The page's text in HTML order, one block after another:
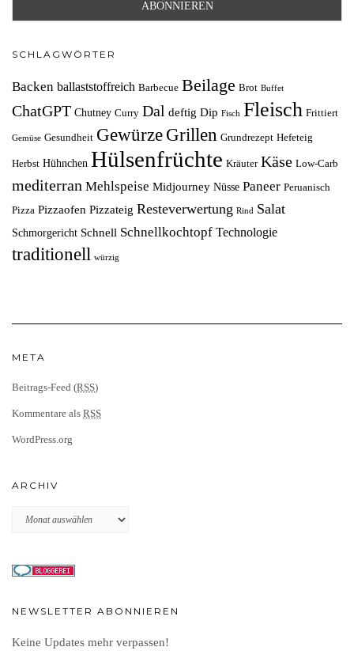
SCHLAGWÖRTER
Backen ballaststoffreich Barbecue Beilage Brot Buffet
ChatGPT Chutney Curry Dal deftig Dip Fisch Fleisch Frittiert
Gemüse Gesundheit Gewürze Grillen Grundrezept Hefeteig
Herbst Hühnchen Hülsenfrüchte Kräuter Käse Low-Carb
mediterran Mehlspeise Midjourney Nüsse Paneer Peruanisch
Pizza Pizzaofen Pizzateig Resteverwertung Rind Salat
Schmorgericht Schnell Schnellkochtopf Technologie
traditionell würzig
META
Beitrags-Feed (RSS)
Kommentare als RSS
WordPress.org
ARCHIV
Archiv
NEWSLETTER ABONNIEREN
Keine Updates mehr verpassen!